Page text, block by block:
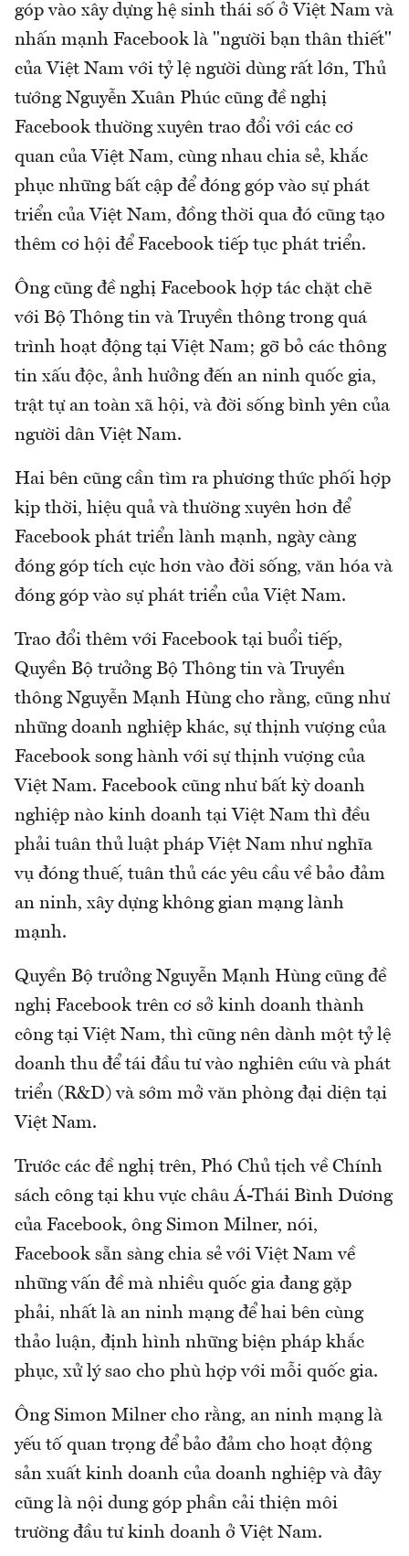
góp vào xây dựng hệ sinh thái số ở Việt Nam và
nhấn mạnh Facebook là "người bạn thân thiết"
của Việt Nam với tỷ lệ người dùng rất lớn, Thủ
tướng Nguyễn Xuân Phúc cũng đề nghị
Facebook thường xuyên trao đổi với các cơ
quan của Việt Nam, cùng nhau chia sẻ, khắc
phục những bất cập để đóng góp vào sự phát
triển của Việt Nam, đồng thời qua đó cũng tạo
thêm cơ hội để Facebook tiếp tục phát triển.
Ông cũng đề nghị Facebook hợp tác chặt chẽ
với Bộ Thông tin và Truyền thông trong quá
trình hoạt động tại Việt Nam; gỡ bỏ các thông
tin xấu độc, ảnh hưởng đến an ninh quốc gia,
trật tự an toàn xã hội, và đời sống bình yên của
người dân Việt Nam.
Hai bên cũng cần tìm ra phương thức phối hợp
kịp thời, hiệu quả và thường xuyên hơn để
Facebook phát triển lành mạnh, ngày càng
đóng góp tích cực hơn vào đời sống, văn hóa và
đóng góp vào sự phát triển của Việt Nam.
Trao đổi thêm với Facebook tại buổi tiếp,
Quyền Bộ trưởng Bộ Thông tin và Truyền
thông Nguyễn Mạnh Hùng cho rằng, cũng như
những doanh nghiệp khác, sự thịnh vượng của
Facebook song hành với sự thịnh vượng của
Việt Nam. Facebook cũng như bất kỳ doanh
nghiệp nào kinh doanh tại Việt Nam thì đều
phải tuân thủ luật pháp Việt Nam như nghĩa
vụ đóng thuế, tuân thủ các yêu cầu về bảo đảm
an ninh, xây dựng không gian mạng lành
mạnh.
Quyền Bộ trưởng Nguyễn Mạnh Hùng cũng đề
nghị Facebook trên cơ sở kinh doanh thành
công tại Việt Nam, thì cũng nên dành một tỷ lệ
doanh thu để tái đầu tư vào nghiên cứu và phát
triển (R&D) và sớm mở văn phòng đại diện tại
Việt Nam.
Trước các đề nghị trên, Phó Chủ tịch về Chính
sách công tại khu vực châu Á-Thái Bình Dương
của Facebook, ông Simon Milner, nói,
Facebook sẵn sàng chia sẻ với Việt Nam về
những vấn đề mà nhiều quốc gia đang gặp
phải, nhất là an ninh mạng để hai bên cùng
thảo luận, định hình những biện pháp khắc
phục, xử lý sao cho phù hợp với mỗi quốc gia.
Ông Simon Milner cho rằng, an ninh mạng là
yếu tố quan trọng để bảo đảm cho hoạt động
sản xuất kinh doanh của doanh nghiệp và đây
cũng là nội dung góp phần cải thiện môi
trường đầu tư kinh doanh ở Việt Nam.